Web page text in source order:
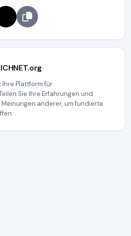
Ihre Plattform für
Sie Ihre Erfahrungen und
anderer, um fundierte